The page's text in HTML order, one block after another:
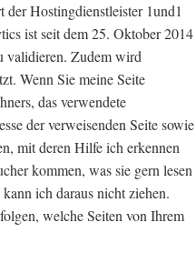
Hostingdienstleister 1und1
ist seit dem 25. Oktober 2014
validieren. Zudem wird
Wenn Sie meine Seite
das verwendete
der verweisenden Seite sowie
mit deren Hilfe ich erkennen
kommen, was sie gern lesen
ich daraus nicht ziehen.
welche Seiten von Ihrem